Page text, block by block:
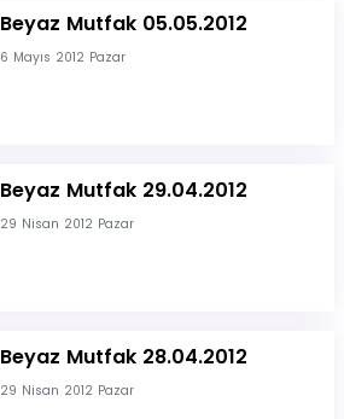
Beyaz Mutfak 05.05.2012
6 Mayıs 2012 Pazar
Beyaz Mutfak 29.04.2012
29 Nisan 2012 Pazar
Beyaz Mutfak 28.04.2012
29 Nisan 2012 Pazar